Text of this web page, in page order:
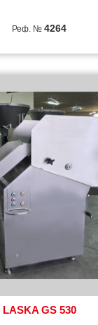
Реф. № 4264
LASKA GS 530